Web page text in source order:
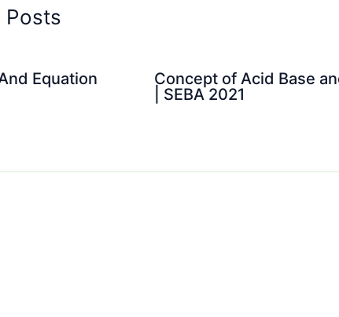
Posts
Equation
Concept of Acid Base
| SEBA 2021